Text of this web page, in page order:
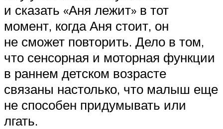
и сказать «Аня лежит» в тот
момент, когда Аня стоит, он
не сможет повторить. Дело в том,
что сенсорная и моторная функции
в раннем детском возрасте
связаны настолько, что малыш еще
не способен придумывать или
лгать.